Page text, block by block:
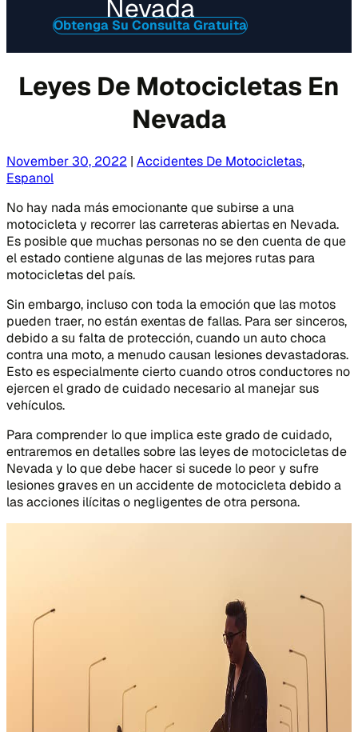
Nevada
Obtenga Su Consulta Gratuita
Leyes De Motocicletas En
Nevada
November 30, 2022 | Accidentes De Motocicletas,
Espanol
No hay nada más emocionante que subirse a una
motocicleta y recorrer las carreteras abiertas en Nevada.
Es posible que muchas personas no se den cuenta de que
el estado contiene algunas de las mejores rutas para
motocicletas del país.
Sin embargo, incluso con toda la emoción que las motos
pueden traer, no están exentas de fallas. Para ser sinceros,
debido a su falta de protección, cuando un auto choca
contra una moto, a menudo causan lesiones devastadoras.
Esto es especialmente cierto cuando otros conductores no
ejercen el grado de cuidado necesario al manejar sus
vehículos.
Para comprender lo que implica este grado de cuidado,
entraremos en detalles sobre las leyes de motocicletas de
Nevada y lo que debe hacer si sucede lo peor y sufre
lesiones graves en un accidente de motocicleta debido a
las acciones ilícitas o negligentes de otra persona.